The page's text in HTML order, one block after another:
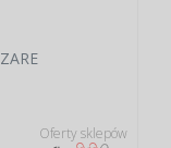
Oferty sklepów